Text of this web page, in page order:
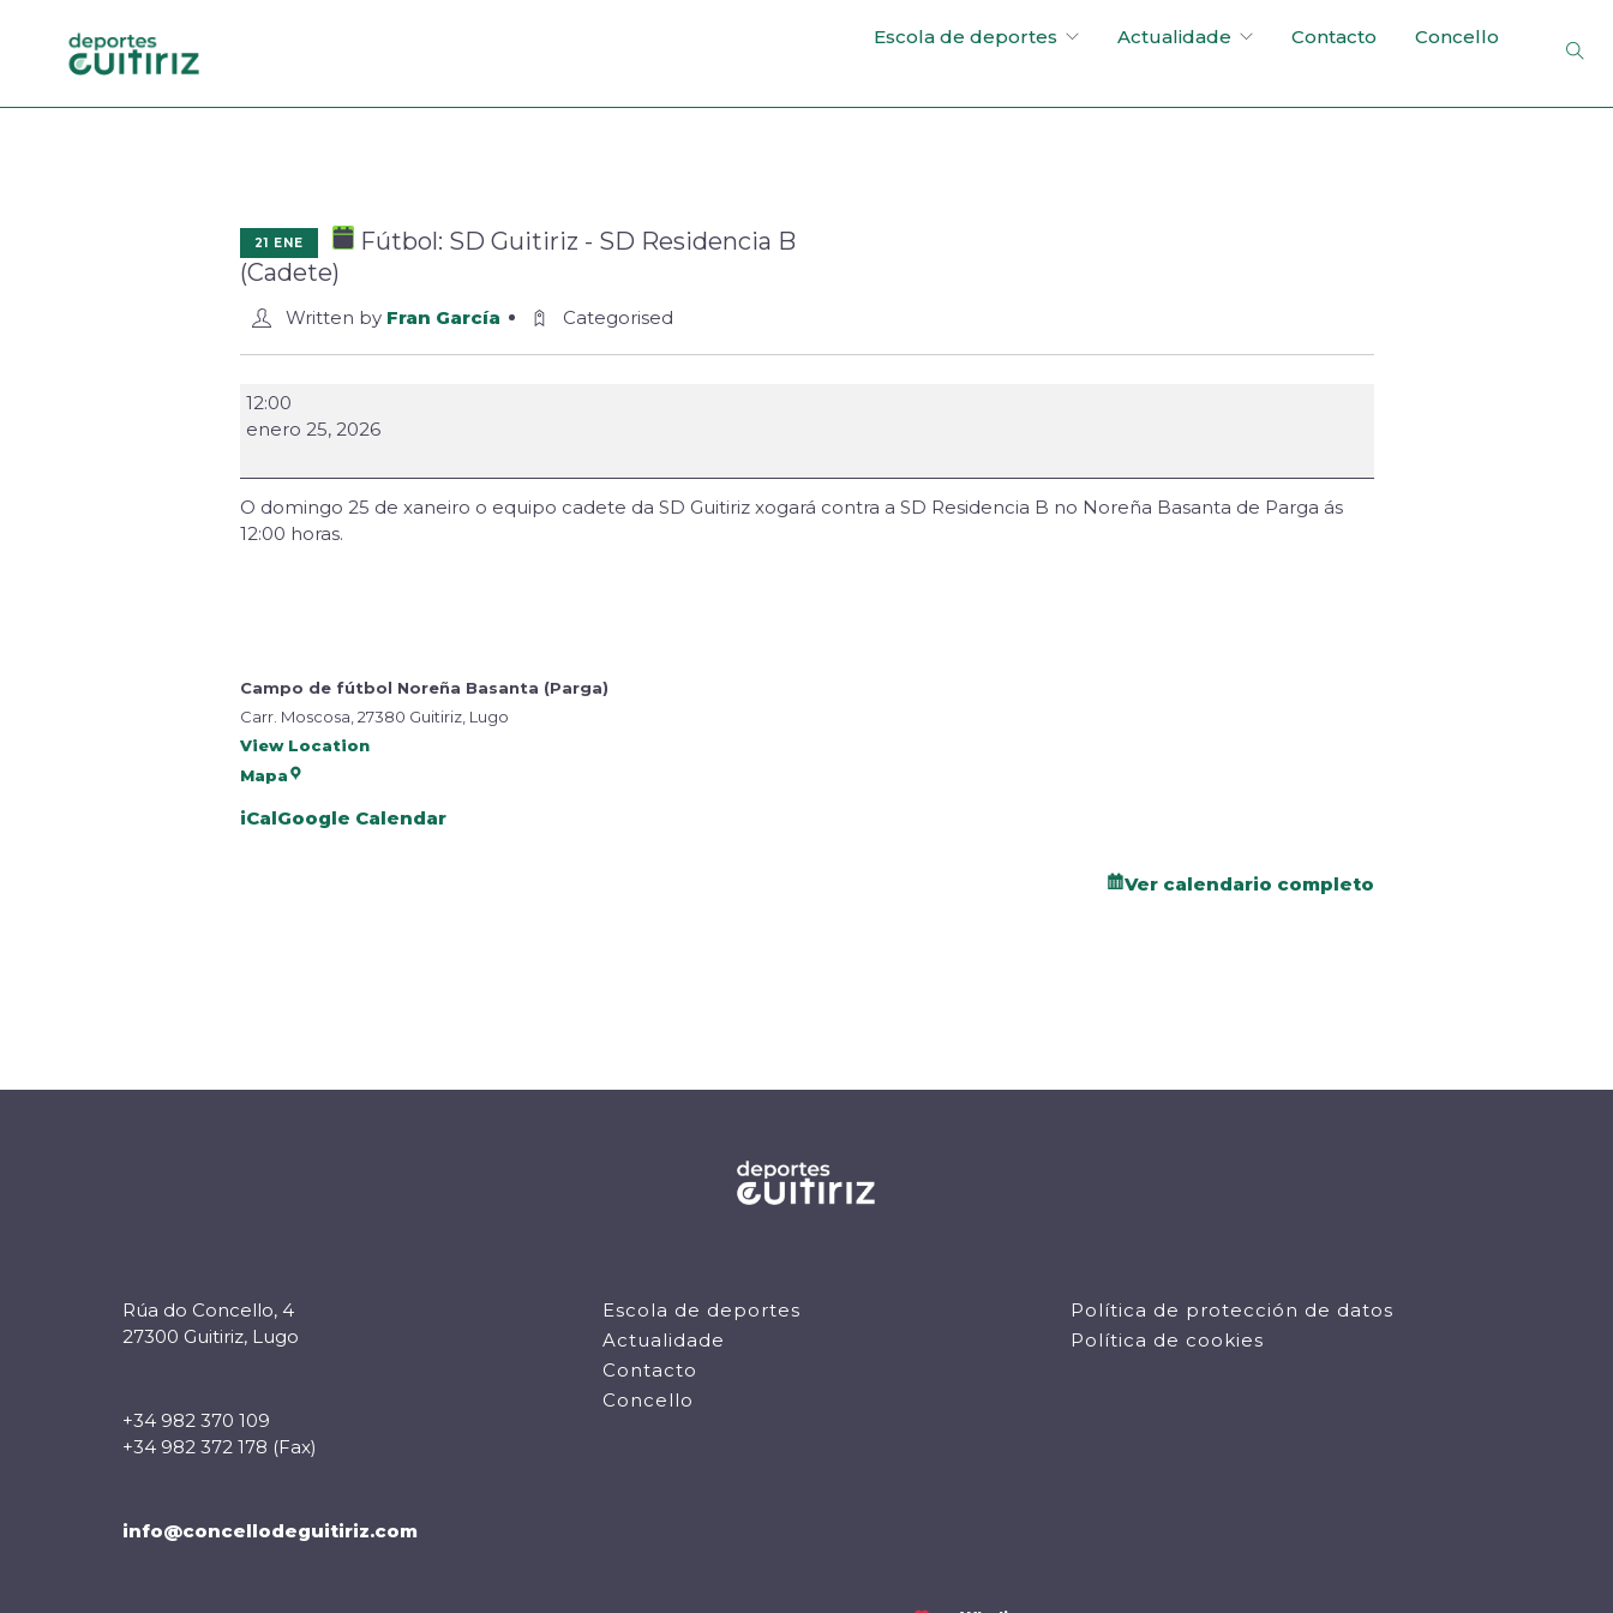
Escola de deportes Actualidade Contacto Concello
21 ENE
Fútbol: SD Guitiriz - SD Residencia B
(Cadete)
Written by Fran García Categorised
12:00
enero 25, 2026
O domingo 25 de xaneiro o equipo cadete da SD Guitiriz xogará contra a SD Residencia B no Noreña Basanta de Parga ás
12:00 horas.
Campo de fútbol Noreña Basanta (Parga)
Carr. Moscosa, 27380 Guitiriz, Lugo
View Location
Mapa
iCalGoogle Calendar
Ver calendario completo
Rúa do Concello, 4
27300 Guitiriz, Lugo
+34 982 370 109
+34 982 372 178 (Fax)
info@concellodeguitiriz.com
Escola de deportes
Actualidade
Contacto
Concello
Política de protección de datos
Política de cookies